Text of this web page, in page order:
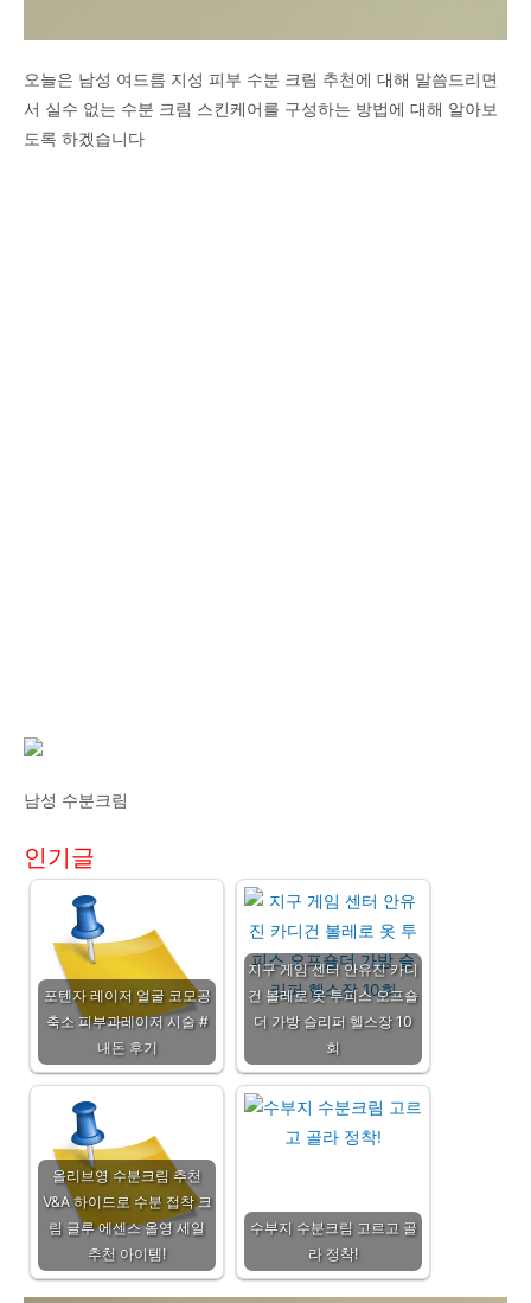
오늘은 남성 여드름 지성 피부 수분 크림 추천에 대해 말씀드리면
서 실수 없는 수분 크림 스킨케어를 구성하는 방법에 대해 알아보
도록 하겠습니다
남성 수분크림
인기글
포텐자 레이저 얼굴 코모공
축소 피부과레이저 시술 #
내돈 후기
지구 게임 센터 안유진 카디
건 볼레로 옷 투피스 오프숄
더 가방 슬리퍼 헬스장 10
회
올리브영 수분크림 추천
V&A 하이드로 수분 접착 크
림 글루 에센스 올영 세일
추천 아이템!
수부지 수분크림 고르고 골
라 정착!